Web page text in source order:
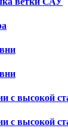
с высокой
с высокой